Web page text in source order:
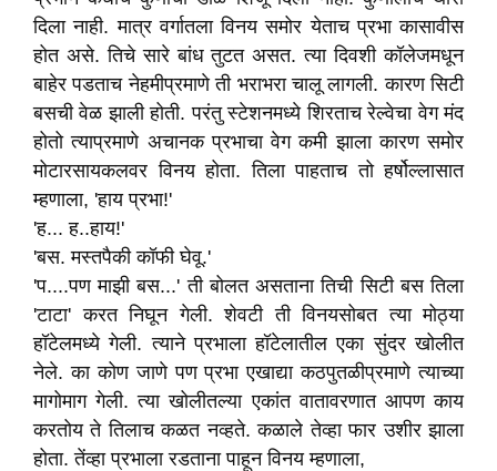
दिला नाही. मात्र वर्गातला विनय समोर येताच प्रभा कासावीस
होत असे. तिचे सारे बांध तुटत असत. त्या दिवशी कॉलेजमधून
बाहेर पडताच नेहमीप्रमाणे ती भराभरा चालू लागली. कारण सिटी
बसची वेळ झाली होती. परंतु स्टेशनमध्ये शिरताच रेल्वेचा वेग मंद
होतो त्याप्रमाणे अचानक प्रभाचा वेग कमी झाला कारण समोर
मोटारसायकलवर विनय होता. तिला पाहताच तो हर्षोल्लासात
म्हणाला, 'हाय प्रभा!'
'ह... ह..हाय!'
'बस. मस्तपैकी कॉफी घेवू.'
'प....पण माझी बस...' ती बोलत असताना तिची सिटी बस तिला
'टाटा' करत निघून गेली. शेवटी ती विनयसोबत त्या मोठ्या
हॉटेलमध्ये गेली. त्याने प्रभाला हॉटेलातील एका सुंदर खोलीत
नेले. का कोण जाणे पण प्रभा एखाद्या कठपुतळीप्रमाणे त्याच्या
मागोमाग गेली. त्या खोलीतल्या एकांत वातावरणात आपण काय
करतोय ते तिलाच कळत नव्हते. कळाले तेव्हा फार उशीर झाला
होता. तेंव्हा प्रभाला रडताना पाहून विनय म्हणाला,